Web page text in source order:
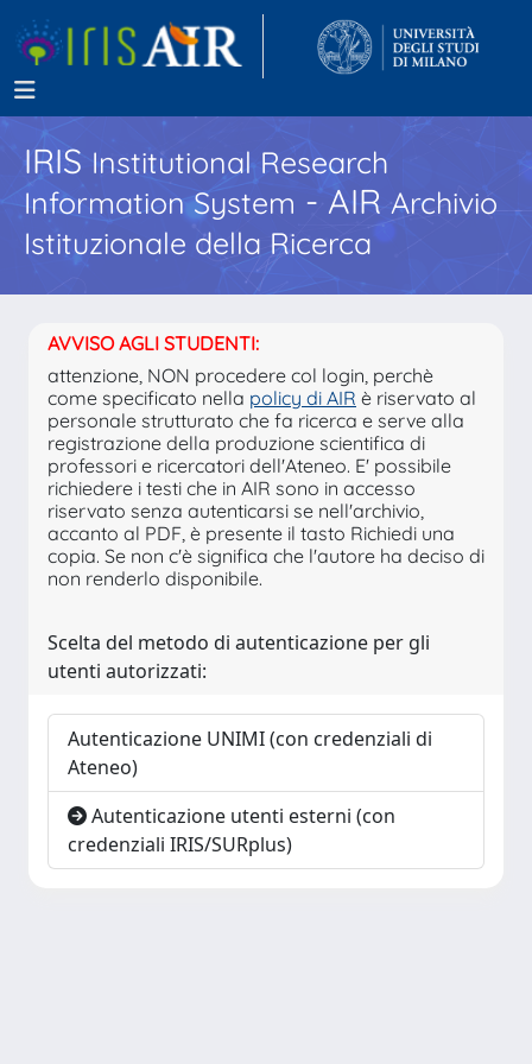
IRISInstitutional Research
Information System - AIR Archivio
Istituzionale della Ricerca
AVVISO AGLI STUDENTI:
attenzione, NON procedere col login, perchè
come specificato nella policy di AIR è riservato al
personale strutturato che fa ricerca e serve alla
registrazione della produzione scientifica di
professori e ricercatori dell'Ateneo. E' possibile
richiedere i testi che in AIR sono in accesso
riservato senza autenticarsi se nell'archivio,
accanto al PDF, è presente il tasto Richiedi una
copia. Se non c'è significa che l'autore ha deciso di
non renderlo disponibile.
Scelta del metodo di autenticazione per gli
utenti autorizzati:
Autenticazione UNIMI (con credenziali di
Ateneo)
Autenticazione utenti esterni (con
credenziali IRIS/SURplus)